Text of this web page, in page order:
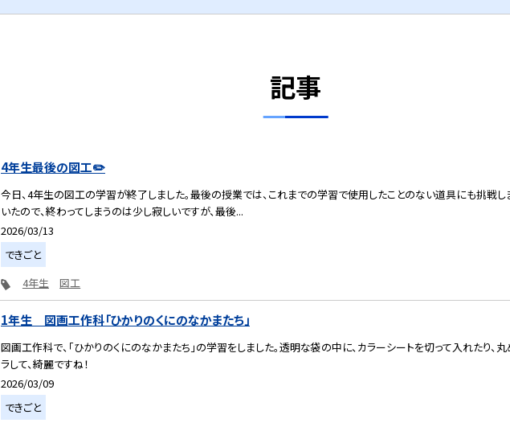
記事
4年生最後の図工✏️
今日、4年生の図工の学習が終了しました。最後の授業では、これまでの学習で使用したことのない道具にも挑戦
いたので、終わってしまうのは少し寂しいですが、最後...
2026/03/13
できごと
4年生
図工
1年生 図画工作科「ひかりのくにのなかまたち」
図画工作科で、「ひかりのくにのなかまたち」の学習をしました。透明な袋の中に、カラーシートを切って入れたり、
ラして、綺麗ですね！
2026/03/09
できごと